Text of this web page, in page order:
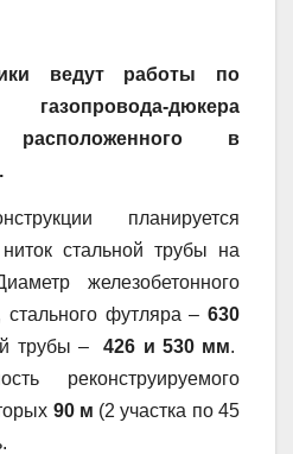
ведут работы по
дюкера
расположенного в
планируется
ниток стальной трубы на
железобетонного
стального футляра –630
трубы –426 и 530 мм.
реконструируемого
90 м (2 участка по 45